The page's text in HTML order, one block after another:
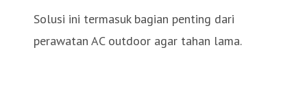
Solusi ini termasuk bagian penting dari
perawatan AC outdoor agar tahan lama.